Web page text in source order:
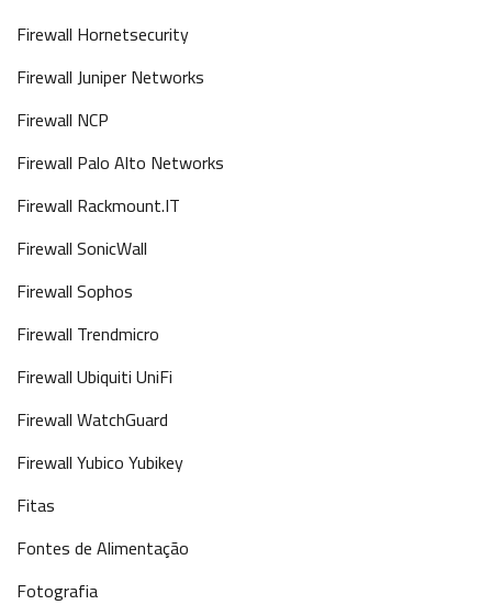
Firewall Hornetsecurity
Firewall Juniper Networks
Firewall NCP
Firewall Palo Alto Networks
Firewall Rackmount.IT
Firewall SonicWall
Firewall Sophos
Firewall Trendmicro
Firewall Ubiquiti UniFi
Firewall WatchGuard
Firewall Yubico Yubikey
Fitas
Fontes de Alimentação
Fotografia